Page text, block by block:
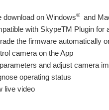
download on Windows® and
with SkypeTM Plugin for
the firmware automatically
camera on the App
and adjust camera
operating status
live video